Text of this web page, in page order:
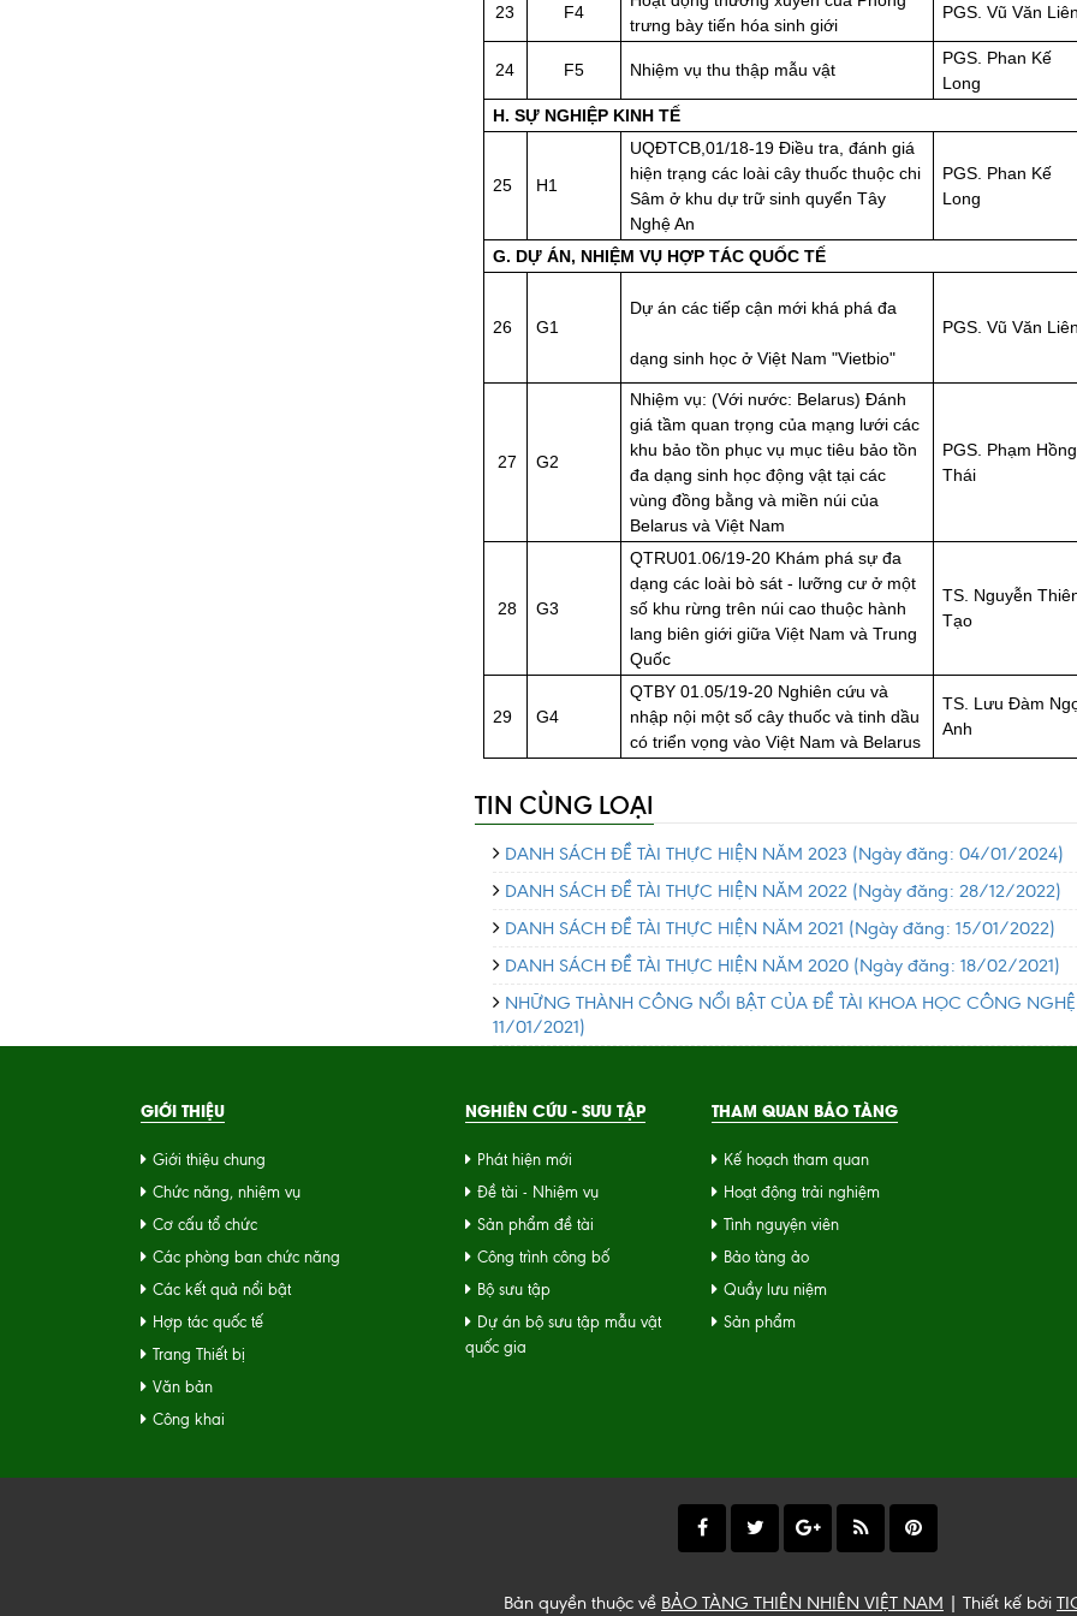
23 F4
trưng bày tiến hóa sinh giới
PGS. Vũ Văn
24 F5 Nhiệm vụ thu thập mẫu vật
PGS. Phan Kế
Long
H. SỰ NGHIỆP KINH TẾ
25 H1
UQĐTCB,01/18-19 Điều tra, đánh giá
hiện trạng các loài cây thuốc thuộc chi
Sâm ở khu dự trữ sinh quyển Tây
Nghệ An
PGS. Phan Kế
Long
G. DỰ ÁN, NHIỆM VỤ HỢP TÁC QUỐC TẾ
26 G1
Dự án các tiếp cận mới khá phá đa
dạng sinh học ở Việt Nam "Vietbio"
PGS. Vũ Văn
27 G2
Nhiệm vụ: (Với nước: Belarus) Đánh
giá tầm quan trọng của mạng lưới các
khu bảo tồn phục vụ mục tiêu bảo tồn
đa dạng sinh học động vật tại các
vùng đồng bằng và miền núi của
Belarus và Việt Nam
PGS. Phạm Hồng
Thái
28 G3
QTRU01.06/19-20 Khám phá sự đa
dạng các loài bò sát - lưỡng cư ở một
số khu rừng trên núi cao thuộc hành
lang biên giới giữa Việt Nam và Trung
Quốc
TS. Nguyễn
Tạo
29 G4
QTBY 01.05/19-20 Nghiên cứu và
nhập nội một số cây thuốc và tinh dầu
có triển vọng vào Việt Nam và Belarus
TS. Lưu Đàm
Anh
TIN CÙNG LOẠI
DANH SÁCH ĐỀ TÀI THỰC HIỆN NĂM 2023 (Ngày đăng: 04/01/2024)
DANH SÁCH ĐỀ TÀI THỰC HIỆN NĂM 2022 (Ngày đăng: 28/12/2022)
DANH SÁCH ĐỀ TÀI THỰC HIỆN NĂM 2021 (Ngày đăng: 15/01/2022)
DANH SÁCH ĐỀ TÀI THỰC HIỆN NĂM 2020 (Ngày đăng: 18/02/2021)
NHỮNG THÀNH CÔNG NỔI BẬT CỦA ĐỀ TÀI KHOA HỌC CÔNG
11/01/2021)
GIỚI THIỆU
Giới thiệu chung
Chức năng, nhiệm vụ
Cơ cấu tổ chức
Các phòng ban chức năng
Các kết quả nổi bật
Hợp tác quốc tế
Trang Thiết bị
Văn bản
Công khai
NGHIÊN CỨU - SƯU TẬP
Phát hiện mới
Đề tài - Nhiệm vụ
Sản phẩm đề tài
Công trình công bố
Bộ sưu tập
Dự án bộ sưu tập mẫu vật
quốc gia
THAM QUAN BẢO TÀNG
Kế hoạch tham quan
Hoạt động trải nghiệm
Tình nguyện viên
Bảo tàng ảo
Quầy lưu niệm
Sản phẩm
Bản quyền thuộc về BẢO TÀNG THIÊN NHIÊN VIỆT NAM | Thiết kế bởi